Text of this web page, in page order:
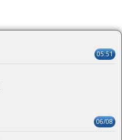
05:51
06/08